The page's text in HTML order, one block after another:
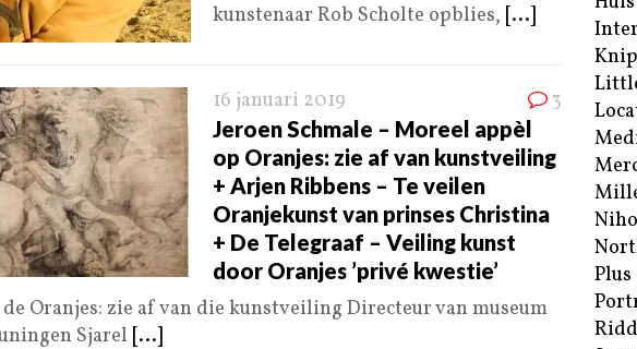
kunstenaar Rob Scholte opblies, [...]
16 januari 2019 3
Jeroen Schmale – Moreel appèl
op Oranjes: zie af van kunstveiling
+ Arjen Ribbens – Te veilen
Oranjekunst van prinses Christina
+ De Telegraaf – Veiling kunst
door Oranjes ’privé kwestie’
Oranjes: zie af van die kunstveiling Directeur van museum
Sjarel [...]
Plus